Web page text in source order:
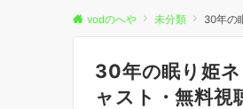
vodのへや 未分類 30年の
30年の眠り姫
ャスト・無料視